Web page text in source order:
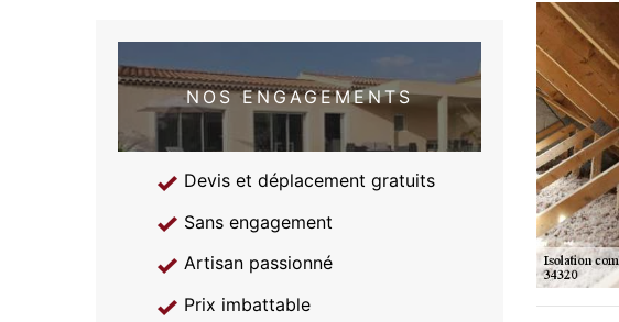
NOS ENGAGEMENTS
Devis et déplacement gratuits
Sans engagement
Artisan passionné
Prix imbattable